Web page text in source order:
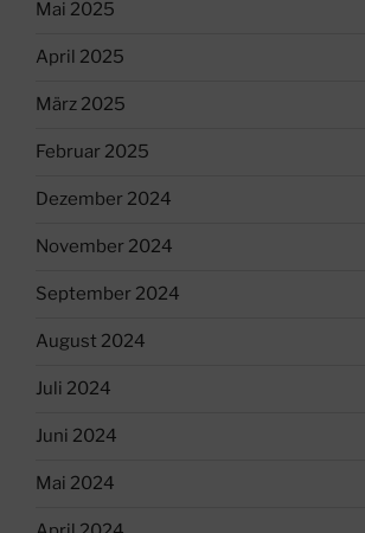
Mai 2025
April 2025
März 2025
Februar 2025
Dezember 2024
November 2024
September 2024
August 2024
Juli 2024
Juni 2024
Mai 2024